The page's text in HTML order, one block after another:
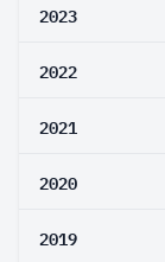
2023
2022
2021
2020
2019